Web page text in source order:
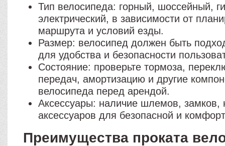
Тип велосипеда: горный, шоссейный,
электрический, в зависимости от
маршрута и условий езды.
Размер: велосипед должен быть
для удобства и безопасности
Состояние: проверьте тормоза,
передач, амортизацию и другие
велосипеда перед арендой.
Аксессуары: наличие шлемов, замков,
аксессуаров для безопасной и
Преимущества проката